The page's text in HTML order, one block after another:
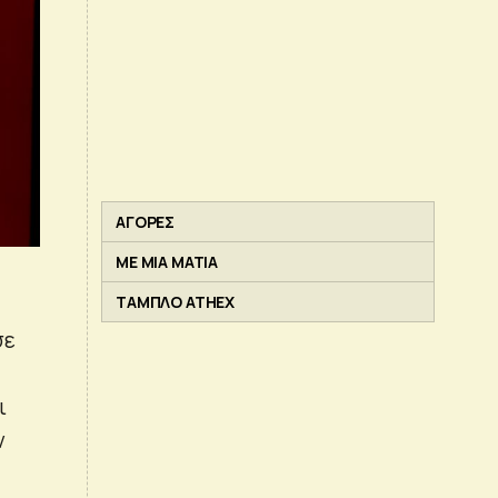
ΑΓΟΡΕΣ
ΜΕ ΜΙΑ ΜΑΤΙΑ
ΤΑΜΠΛΟ ATHEX